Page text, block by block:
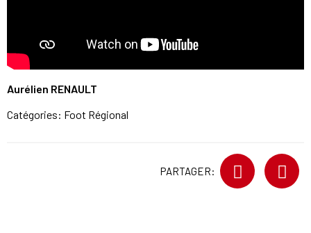
Aurélien RENAULT
Catégories: Foot Régional
PARTAGER: